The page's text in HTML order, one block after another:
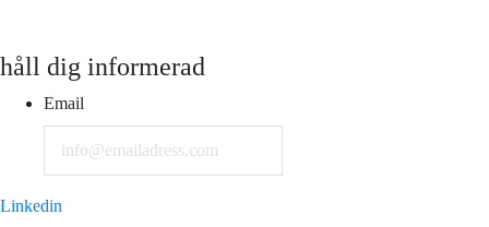
håll dig informerad
Email
Linkedin